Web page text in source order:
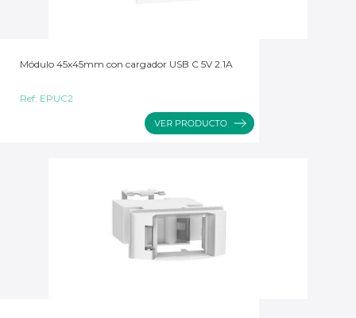
Módulo 45x45mm con cargador USB C 5V 2.1A
Ref: EPUC2